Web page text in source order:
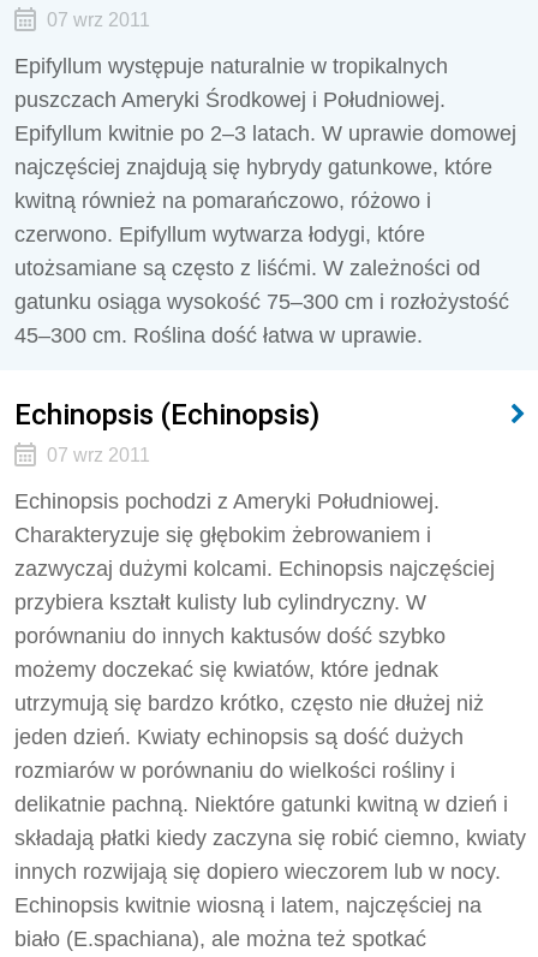
07 wrz 2011
Epifyllum występuje naturalnie w tropikalnych
puszczach Ameryki Środkowej i Południowej.
Epifyllum kwitnie po 2–3 latach. W uprawie domowej
najczęściej znajdują się hybrydy gatunkowe, które
kwitną również na pomarańczowo, różowo i
czerwono. Epifyllum wytwarza łodygi, które
utożsamiane są często z liśćmi. W zależności od
gatunku osiąga wysokość 75–300 cm i rozłożystość
45–300 cm. Roślina dość łatwa w uprawie.
Echinopsis (Echinopsis)
07 wrz 2011
Echinopsis pochodzi z Ameryki Południowej.
Charakteryzuje się głębokim żebrowaniem i
zazwyczaj dużymi kolcami. Echinopsis najczęściej
przybiera kształt kulisty lub cylindryczny. W
porównaniu do innych kaktusów dość szybko
możemy doczekać się kwiatów, które jednak
utrzymują się bardzo krótko, często nie dłużej niż
jeden dzień. Kwiaty echinopsis są dość dużych
rozmiarów w porównaniu do wielkości rośliny i
delikatnie pachną. Niektóre gatunki kwitną w dzień i
składają płatki kiedy zaczyna się robić ciemno, kwiaty
innych rozwijają się dopiero wieczorem lub w nocy.
Echinopsis kwitnie wiosną i latem, najczęściej na
biało (E.spachiana), ale można też spotkać